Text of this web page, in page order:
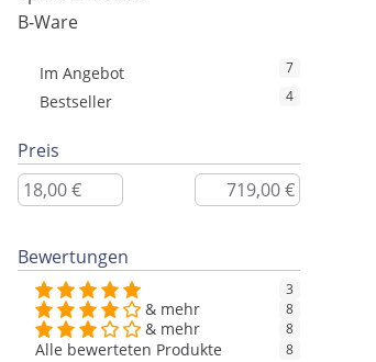
B-Ware
Im Angebot 7
Bestseller 4
Preis
Bewertungen
3
& mehr 8
& mehr 8
Alle bewerteten Produkte 8